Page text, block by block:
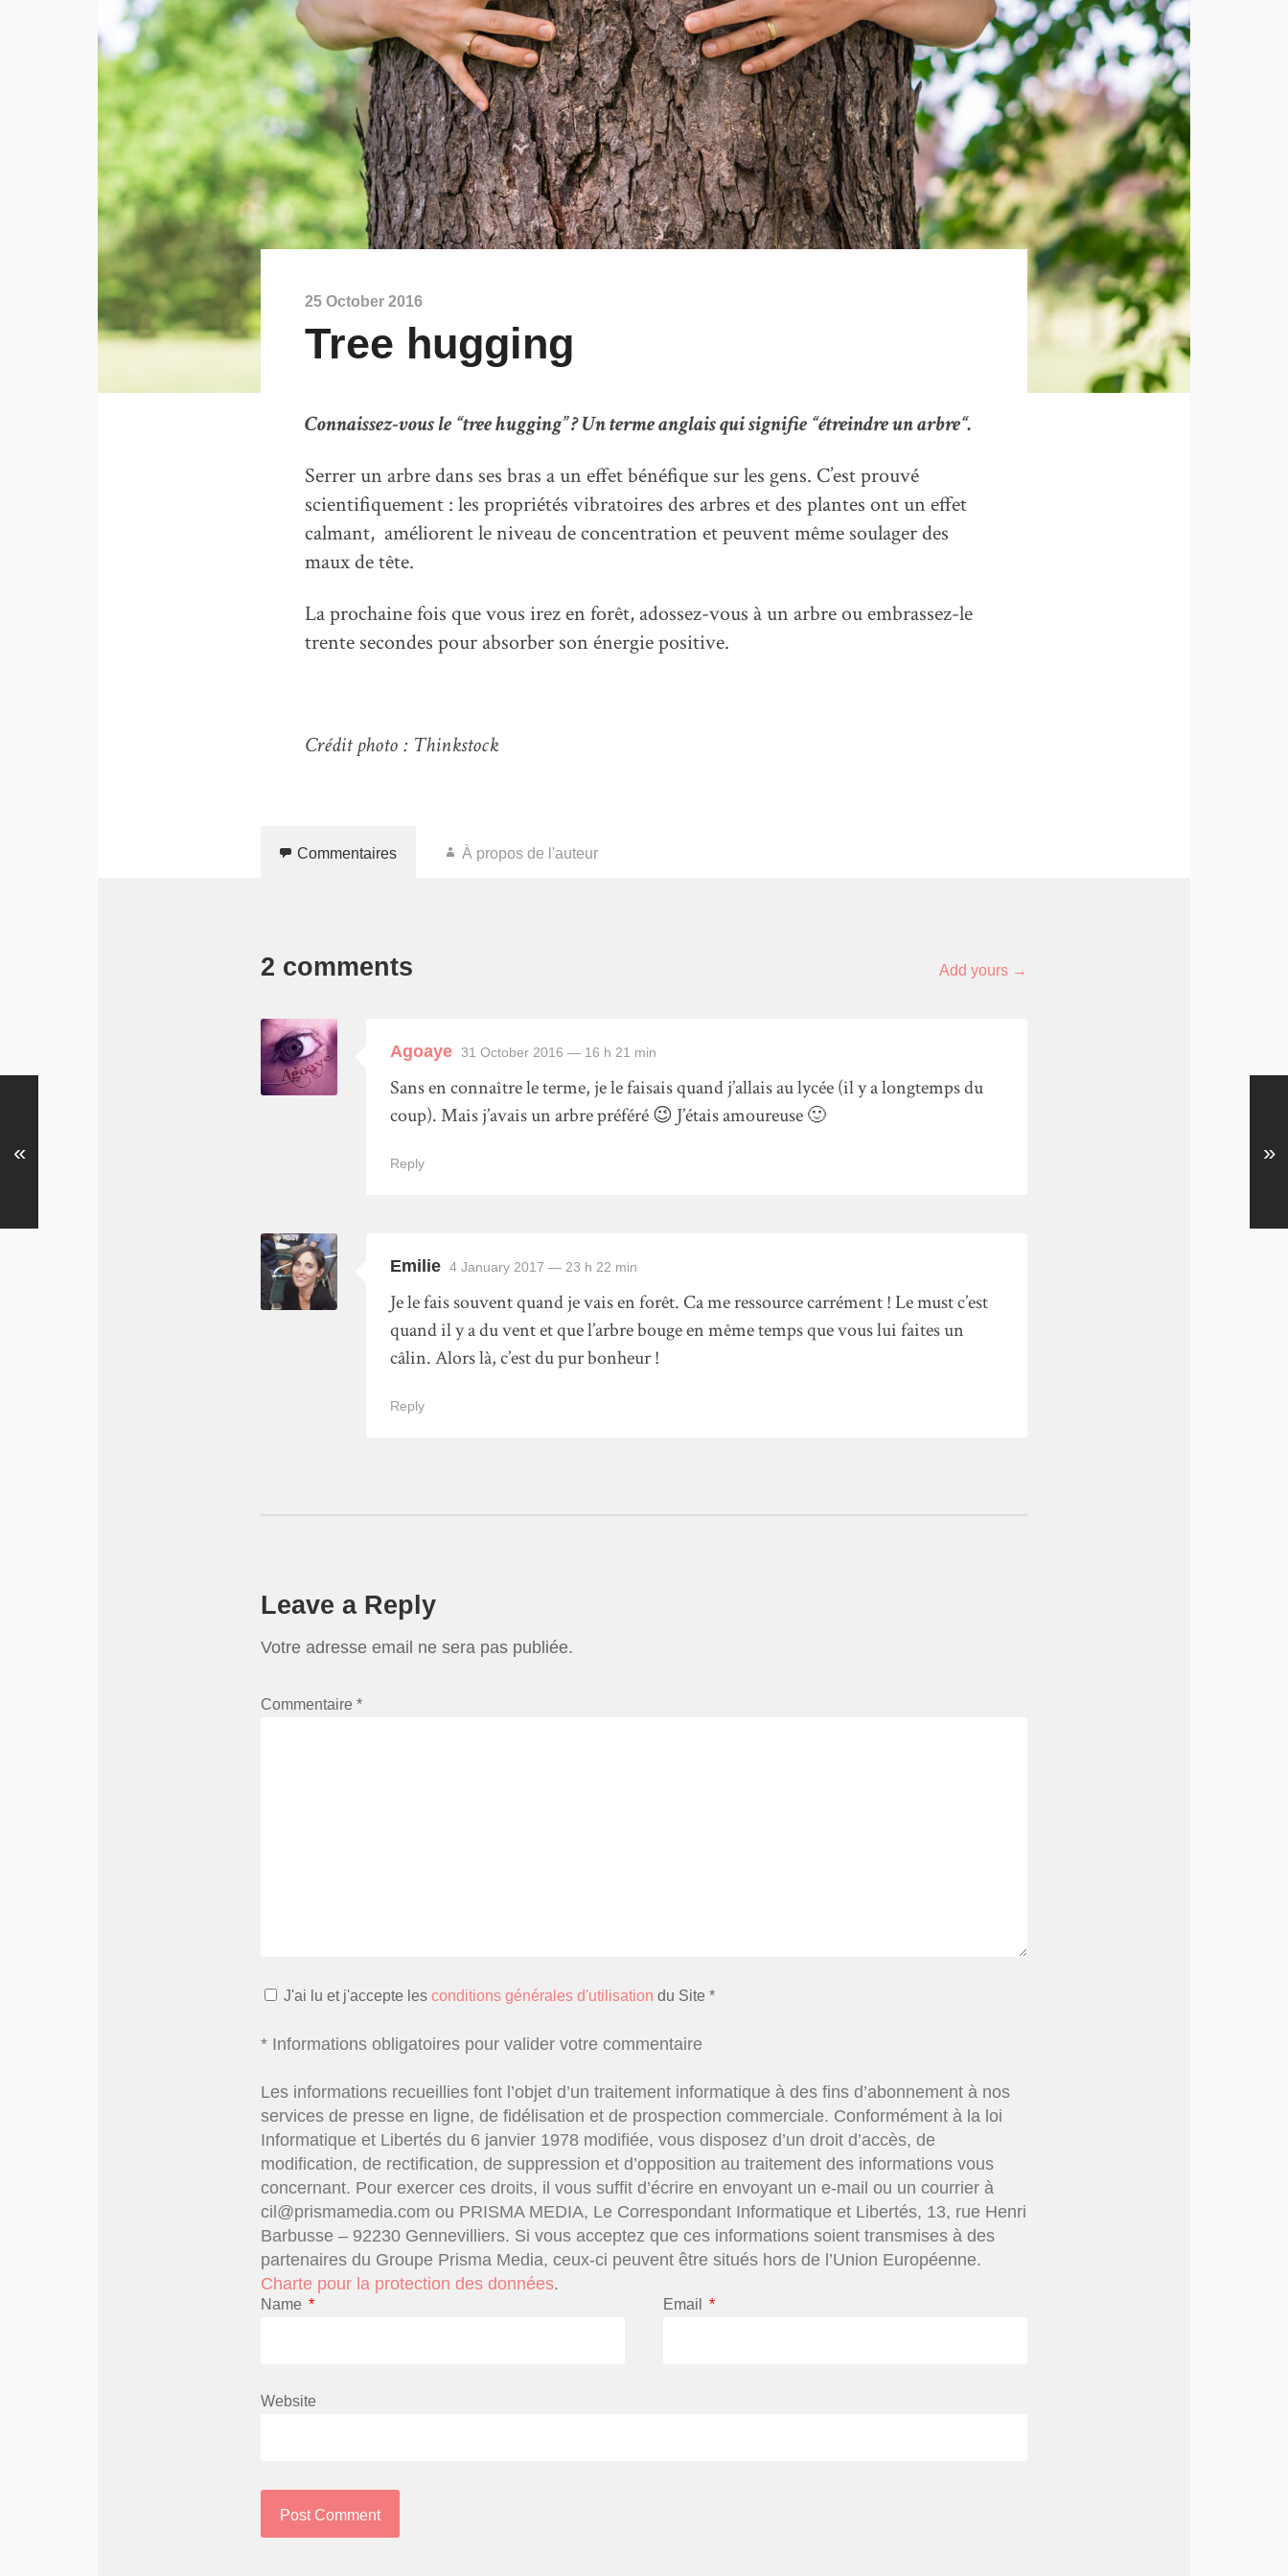
25 October 2016
Tree hugging
Connaissez-vous le “tree hugging” ? Un terme anglais qui signifie “étreindre un arbre“.
Serrer un arbre dans ses bras a un effet bénéfique sur les gens. C’est prouvé
scientifiquement : les propriétés vibratoires des arbres et des plantes ont un effet
calmant, améliorent le niveau de concentration et peuvent même soulager des
maux de tête.
La prochaine fois que vous irez en forêt, adossez-vous à un arbre ou embrassez-le
trente secondes pour absorber son énergie positive.
Crédit photo : Thinkstock
Commentaires À propos de l'auteur
2 comments Add yours →
Agoaye 31 October 2016 — 16 h 21 min
Sans en connaître le terme, je le faisais quand j’allais au lycée (il y a longtemps du
coup). Mais j’avais un arbre préféré 😉 J’étais amoureuse 🙂
Reply
Emilie 4 January 2017 — 23 h 22 min
Je le fais souvent quand je vais en forêt. Ca me ressource carrément ! Le must c’est
quand il y a du vent et que l’arbre bouge en même temps que vous lui faites un
câlin. Alors là, c’est du pur bonheur !
Reply
Leave a Reply
Votre adresse email ne sera pas publiée.
Commentaire *
J'ai lu et j'accepte les conditions générales d'utilisation du Site *
* Informations obligatoires pour valider votre commentaire
Les informations recueillies font l’objet d’un traitement informatique à des fins d’abonnement à nos
services de presse en ligne, de fidélisation et de prospection commerciale. Conformément à la loi
Informatique et Libertés du 6 janvier 1978 modifiée, vous disposez d’un droit d’accès, de
modification, de rectification, de suppression et d’opposition au traitement des informations vous
concernant. Pour exercer ces droits, il vous suffit d’écrire en envoyant un e-mail ou un courrier à
cil@prismamedia.com ou PRISMA MEDIA, Le Correspondant Informatique et Libertés, 13, rue Henri
Barbusse – 92230 Gennevilliers. Si vous acceptez que ces informations soient transmises à des
partenaires du Groupe Prisma Media, ceux-ci peuvent être situés hors de l’Union Européenne.
Charte pour la protection des données.
Name * Email *
Website
« »